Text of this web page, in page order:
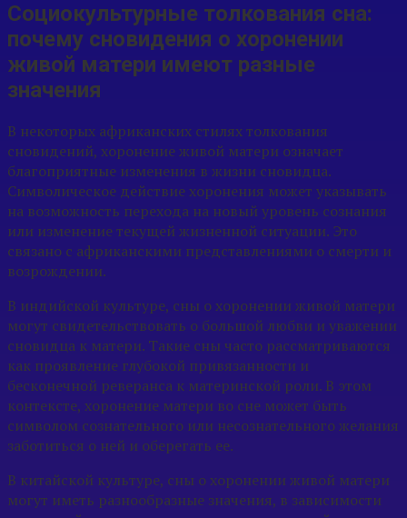
Социокультурные толкования сна:
почему сновидения о хоронении
живой матери имеют разные
значения
В некоторых африканских стилях толкования
сновидений, хоронение живой матери означает
благоприятные изменения в жизни сновидца.
Символическое действие хоронения может указывать
на возможность перехода на новый уровень сознания
или изменение текущей жизненной ситуации. Это
связано с африканскими представлениями о смерти и
возрождении.
В индийской культуре, сны о хоронении живой матери
могут свидетельствовать о большой любви и уважении
сновидца к матери. Такие сны часто рассматриваются
как проявление глубокой привязанности и
бесконечной реверанса к материнской роли. В этом
контексте, хоронение матери во сне может быть
символом сознательного или несознательного желания
заботиться о ней и оберегать ее.
В китайской культуре, сны о хоронении живой матери
могут иметь разнообразные значения, в зависимости